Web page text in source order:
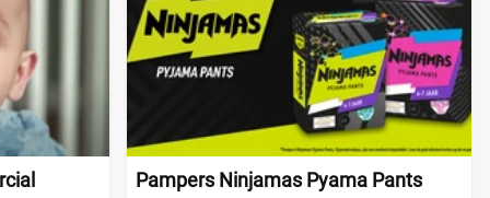
Pampers Ninjamas Pyama Pants